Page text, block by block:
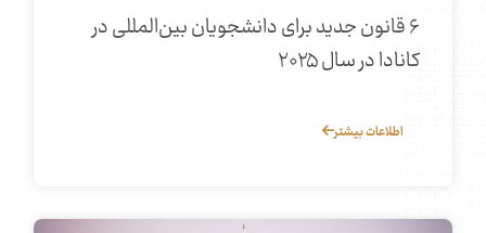
۶ قانون جدید برای دانشجویان بین‌المللی در
کانادا در سال ۲۰۲۵
اطلاعات بیشتر